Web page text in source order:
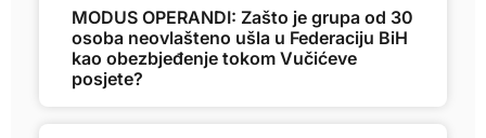
MODUS OPERANDI: Zašto je grupa od 30
osoba neovlašteno ušla u Federaciju BiH
kao obezbjeđenje tokom Vučićeve
posjete?